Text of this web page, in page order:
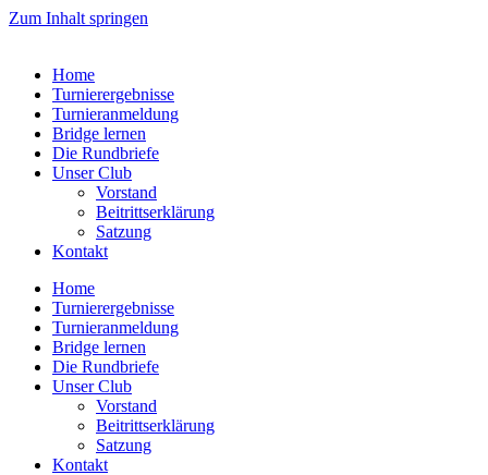
Zum Inhalt springen
Home
Turnierergebnisse
Turnieranmeldung
Bridge lernen
Die Rundbriefe
Unser Club
Vorstand
Beitrittserklärung
Satzung
Kontakt
Home
Turnierergebnisse
Turnieranmeldung
Bridge lernen
Die Rundbriefe
Unser Club
Vorstand
Beitrittserklärung
Satzung
Kontakt